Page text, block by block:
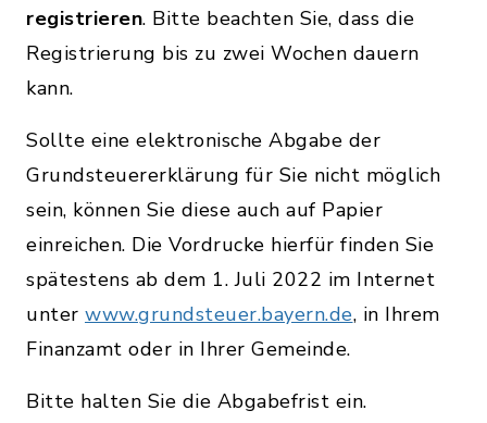
registrieren. Bitte beachten Sie, dass die
Registrierung bis zu zwei Wochen dauern
kann.
Sollte eine elektronische Abgabe der
Grundsteuererklärung für Sie nicht möglich
sein, können Sie diese auch auf Papier
einreichen. Die Vordrucke hierfür finden Sie
spätestens ab dem 1. Juli 2022 im Internet
unter www.grundsteuer.bayern.de, in Ihrem
Finanzamt oder in Ihrer Gemeinde.
Bitte halten Sie die Abgabefrist ein.